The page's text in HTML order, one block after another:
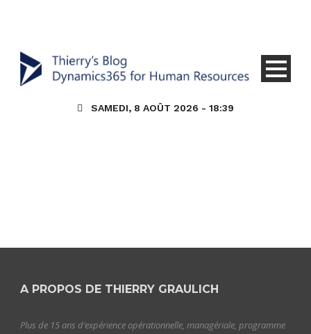
SAMEDI, 8 AOÛT 2026 - 18:39
A PROPOS DE THIERRY GRAULICH
Plus de 15 ans d’expérience opérationnelle, managériale, programme